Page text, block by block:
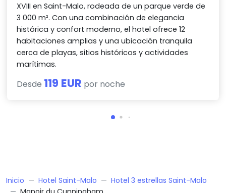
XVIII en Saint-Malo, rodeada de un parque verde de
3 000 m². Con una combinación de elegancia
histórica y confort moderno, el hotel ofrece 12
habitaciones amplias y una ubicación tranquila
cerca de playas, sitios históricos y actividades
marítimas.
Desde 119 EUR por noche
Inicio Hotel Saint-Malo
Hotel 3 estrellas Saint-Malo